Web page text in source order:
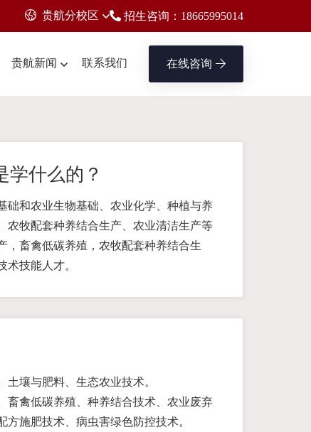
贵航分校区 招生咨询：18665995014
贵航新闻 联系我们 在线咨询
学什么的？
础和农业生物基础、农业化学、种植与养
农牧配套种养结合生产、农业清洁生产等
，畜禽低碳养殖，农牧配套种养结合生
技能人才。
壤与肥料、生态农业技术。
畜禽低碳养殖、种养结合技术、农业废弃
施肥技术、病虫害绿色防控技术。